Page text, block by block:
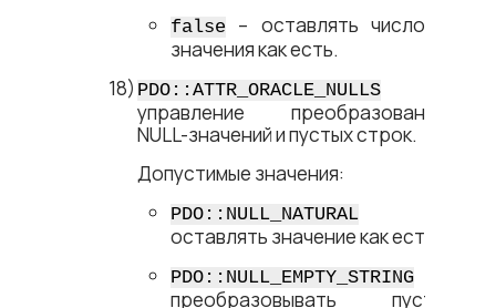
false
– оставлять числовые
значения как есть.
PDO::ATTR_ORACLE_NULLS
управление преобразованием
NULL-значений и пустых строк.
Допустимые значения:
PDO::NULL_NATURAL
оставлять значение как есть;
PDO::NULL_EMPTY_STRING
преобразовывать пустую